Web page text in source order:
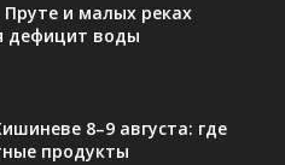
Пруте и малых реках
дефицит воды
8–9 августа: где
продукты